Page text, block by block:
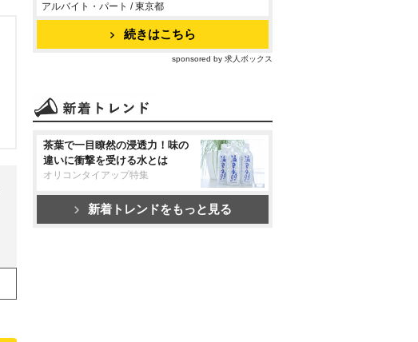
アルバイト・パート / 東京都
続きはこちら
sponsored by 求人ボックス
茶葉で一目瞭然の浸透力！味の
違いに衝撃を受ける水とは
オリコンタイアップ特集
新着トレンドをもっと見る